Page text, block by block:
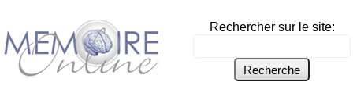
Rechercher sur le site: